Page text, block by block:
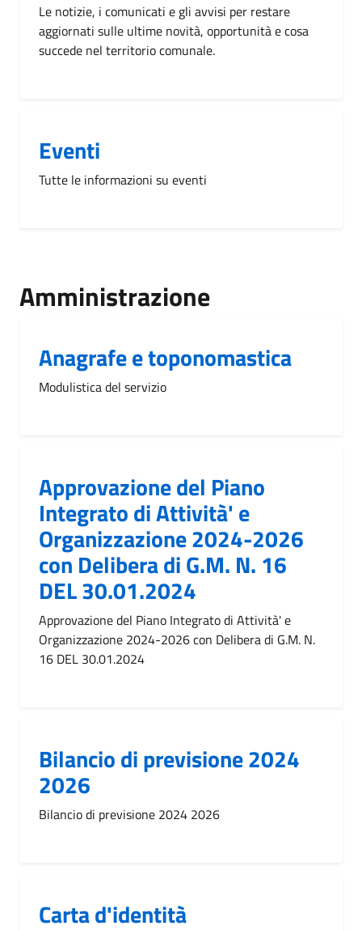
Le notizie, i comunicati e gli avvisi per restare
aggiornati sulle ultime novità, opportunità e cosa
succede nel territorio comunale.
Eventi
Tutte le informazioni su eventi
Amministrazione
Anagrafe e toponomastica
Modulistica del servizio
Approvazione del Piano
Integrato di Attività' e
Organizzazione 2024-2026
con Delibera di G.M. N. 16
DEL 30.01.2024
Approvazione del Piano Integrato di Attività' e
Organizzazione 2024-2026 con Delibera di G.M. N.
16 DEL 30.01.2024
Bilancio di previsione 2024
2026
Bilancio di previsione 2024 2026
Carta d'identità